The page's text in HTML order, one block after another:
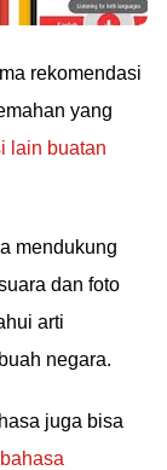
rekomendasi
yang
lain buatan
mendukung
dan foto
arti
negara.
juga bisa